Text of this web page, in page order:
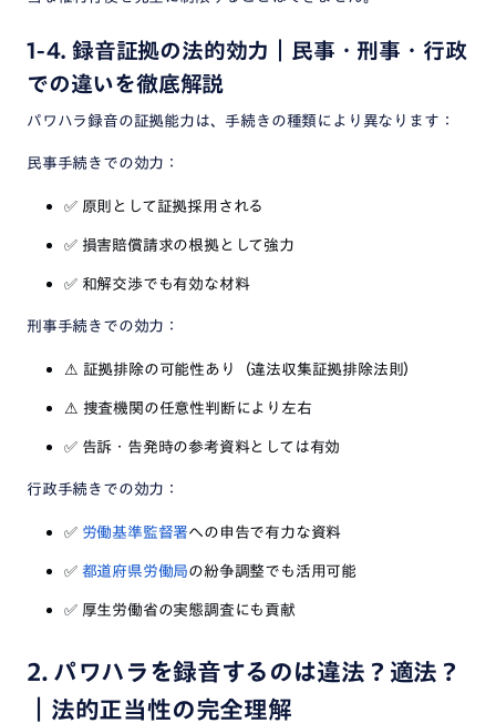
1-4. 録音証拠の法的効力｜民事・刑事・行政
での違いを徹底解説
パワハラ録音の証拠能力は、手続きの種類により異なります：
民事手続きでの効力：
✅原則として証拠採用される
✅損害賠償請求の根拠として強力
✅和解交渉でも有効な材料
刑事手続きでの効力：
⚠ 証拠排除の可能性あり（違法収集証拠排除法則）
⚠ 捜査機関の任意性判断により左右
✅告訴・告発時の参考資料としては有効
行政手続きでの効力：
✅ 労働基準監督署への申告で有力な資料
✅ 都道府県労働局の紛争調整でも活用可能
✅厚生労働省の実態調査にも貢献
2. パワハラを録音するのは違法？適法？
｜法的正当性の完全理解